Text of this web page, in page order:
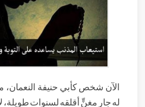
الآن شخص كأبي حنيفة النعمان،
له جار مغنٍّ أقلقه لسنوات طويلة، لا